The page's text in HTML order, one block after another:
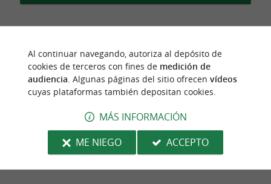
última actualización : 17/12/2024 à 07:50:24
Source :Sirtaqui| Office de Tourisme Pays Basque
Al continuar navegando, autoriza al depósito de
cookies de terceros con fines de medición de
audiencia . Algunas páginas del sitio ofrecen vídeos
cuyas plataformas también depositan cookies.
MÁS INFORMACIÓN
ME NIEGO
ACCEPTO